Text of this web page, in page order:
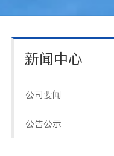
新闻中心
公司要闻
公告公示